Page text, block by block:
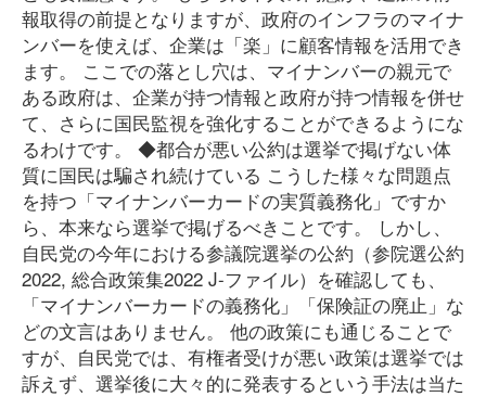
報取得の前提となりますが、政府のインフラのマイナ
ンバーを使えば、企業は「楽」に顧客情報を活用でき
ます。 ここでの落とし穴は、マイナンバーの親元で
ある政府は、企業が持つ情報と政府が持つ情報を併せ
て、さらに国民監視を強化することができるようにな
るわけです。 ◆都合が悪い公約は選挙で掲げない体
質に国民は騙され続けている こうした様々な問題点
を持つ「マイナンバーカードの実質義務化」ですか
ら、本来なら選挙で掲げるべきことです。 しかし、
自民党の今年における参議院選挙の公約（参院選公約
2022, 総合政策集2022 J-ファイル）を確認しても、
「マイナンバーカードの義務化」「保険証の廃止」な
どの文言はありません。 他の政策にも通じることで
すが、自民党では、有権者受けが悪い政策は選挙では
訴えず、選挙後に大々的に発表するという手法は当た